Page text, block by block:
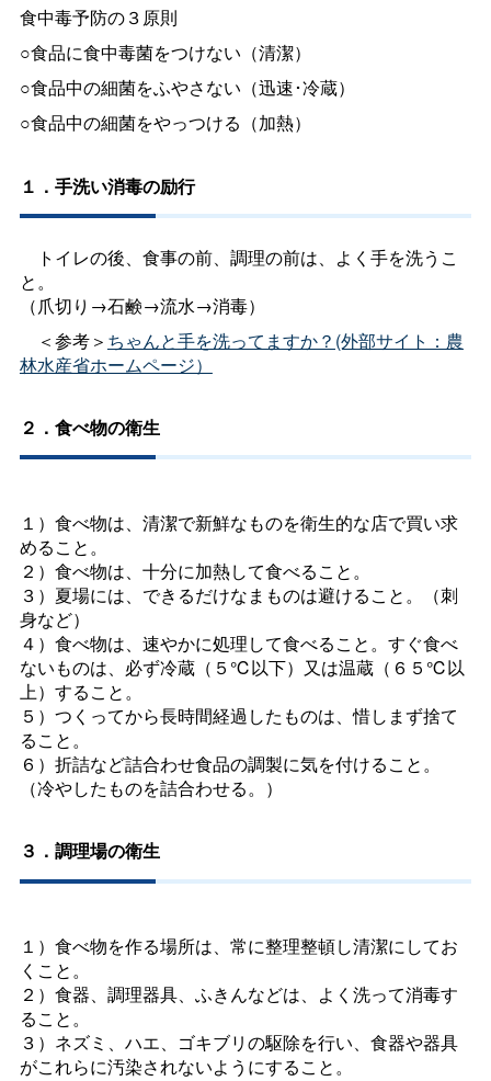
食中毒予防の３原則
○食品に食中毒菌をつけない（清潔）
○食品中の細菌をふやさない（迅速･冷蔵）
○食品中の細菌をやっつける（加熱）
１．手洗い消毒の励行
トイレの後、食事の前、調理の前は、よく手を洗うこ
と。
（爪切り→石鹸→流水→消毒）
＜参考＞ ちゃんと手を洗ってますか？(外部サイト：農
林水産省ホームページ）
２．食べ物の衛生
１）食べ物は、清潔で新鮮なものを衛生的な店で買い求
めること。
２）食べ物は、十分に加熱して食べること。
３）夏場には、できるだけなまものは避けること。（刺
身など）
４）食べ物は、速やかに処理して食べること。すぐ食べ
ないものは、必ず冷蔵（５℃以下）又は温蔵（６５℃以
上）すること。
５）つくってから長時間経過したものは、惜しまず捨て
ること。
６）折詰など詰合わせ食品の調製に気を付けること。
（冷やしたものを詰合わせる。）
３．調理場の衛生
１）食べ物を作る場所は、常に整理整頓し清潔にしてお
くこと。
２）食器、調理器具、ふきんなどは、よく洗って消毒す
ること。
３）ネズミ、ハエ、ゴキブリの駆除を行い、食器や器具
がこれらに汚染されないようにすること。